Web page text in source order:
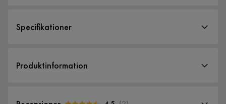
Specifikationer
Storlek
Produktinformation